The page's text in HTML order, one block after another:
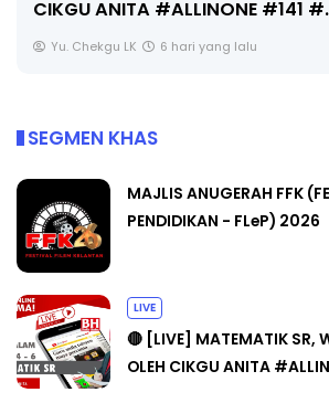
SEGMEN KHAS
MAJLIS ANUGERAH FFK
PENDIDIKAN - FLeP) 2026
LIVE
🔴 [LIVE] MATEMATIK SR,
OLEH CIKGU ANITA